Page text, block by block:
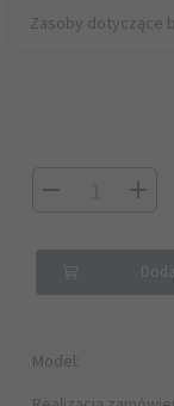
Zasoby dotyczące
Model: